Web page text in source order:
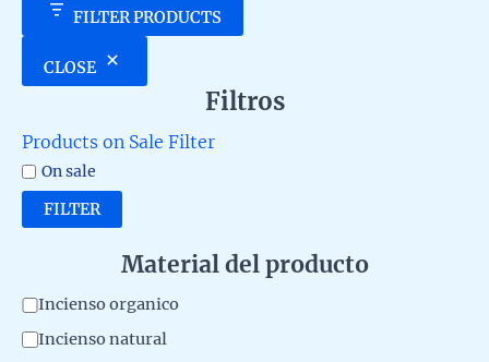
FILTER PRODUCTS
CLOSE
Filtros
Products on Sale Filter
On sale
FILTER
Material del producto
M
a
Incienso organico
Incienso natural